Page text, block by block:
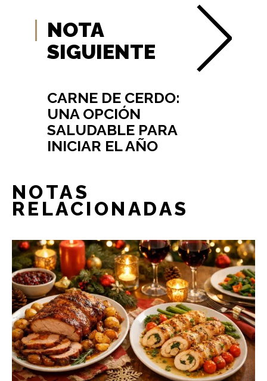
NOTA
SIGUIENTE
CARNE DE CERDO:
UNA OPCIÓN
SALUDABLE PARA
INICIAR EL AÑO
NOTAS
RELACIONADAS